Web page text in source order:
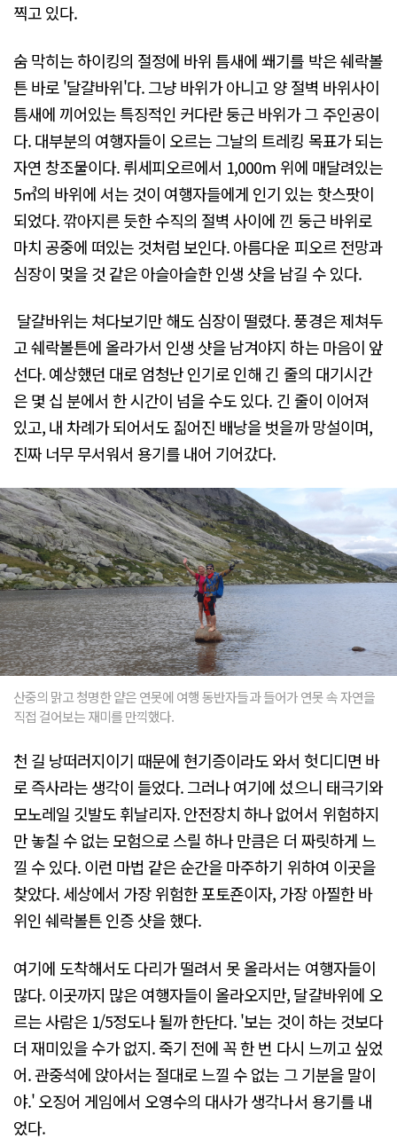
찍고 있다.
숨 막히는 하이킹의 절정에 바위 틈새에 쐐기를 박은 쉐락볼
튼 바로 '달걀바위'다. 그냥 바위가 아니고 양 절벽 바위사이
틈새에 끼어있는 특징적인 커다란 둥근 바위가 그 주인공이
다. 대부분의 여행자들이 오르는 그날의 트레킹 목표가 되는
자연 창조물이다. 뤼세피오르에서 1,000m 위에 매달려있는
5㎥의 바위에 서는 것이 여행자들에게 인기 있는 핫스팟이
되었다. 깎아지른 듯한 수직의 절벽 사이에 낀 둥근 바위로
마치 공중에 떠있는 것처럼 보인다. 아름다운 피오르 전망과
심장이 멎을 것 같은 아슬아슬한 인생 샷을 남길 수 있다.
​ 달걀바위는 쳐다보기만 해도 심장이 떨렸다. 풍경은 제쳐두
고 쉐락볼튼에 올라가서 인생 샷을 남겨야지 하는 마음이 앞
선다. 예상했던 대로 엄청난 인기로 인해 긴 줄의 대기시간
은 몇 십 분에서 한 시간이 넘을 수도 있다. 긴 줄이 이어져
있고, 내 차례가 되어서도 짊어진 배낭을 벗을까 망설이며,
진짜 너무 무서워서 용기를 내어 기어갔다.
산중의 맑고 청명한 얕은 연못에 여행 동반자들과 들어가 연못 속 자연을
직접 걸어보는 재미를 만끽했다.
천 길 낭떠러지이기 때문에 현기증이라도 와서 헛디디면 바
로 즉사라는 생각이 들었다. 그러나 여기에 섰으니 태극기와
모노레일 깃발도 휘날리자. 안전장치 하나 없어서 위험하지
만 놓칠 수 없는 모험으로 스릴 하나 만큼은 더 짜릿하게 느
낄 수 있다. 이런 마법 같은 순간을 마주하기 위하여 이곳을
찾았다. 세상에서 가장 위험한 포토죤이자, 가장 아찔한 바
위인 쉐락볼튼 인증 샷을 했다.
여기에 도착해서도 다리가 떨려서 못 올라서는 여행자들이
많다. 이곳까지 많은 여행자들이 올라오지만, 달걀바위에 오
르는 사람은 1/5정도나 될까 한단다. '보는 것이 하는 것보다
더 재미있을 수가 없지. 죽기 전에 꼭 한 번 다시 느끼고 싶었
어. 관중석에 앉아서는 절대로 느낄 수 없는 그 기분을 말이
야.' 오징어 게임에서 오영수의 대사가 생각나서 용기를 내
었다.